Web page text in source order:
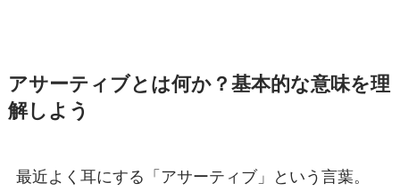
アサーティブとは何か？基本的な意味を理
解しよう
最近よく耳にする「アサーティブ」という言葉。